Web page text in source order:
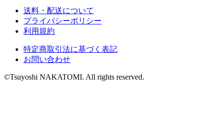
送料・配送について
プライバシーポリシー
利用規約
特定商取引法に基づく表記
お問い合わせ
©Tsuyoshi NAKATOMI. All rights reserved.